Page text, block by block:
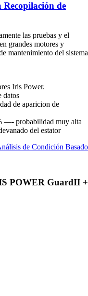
Recopilación de
las pruebas y el
grandes motores y
mantenimiento del sistema
Iris Power.
datos
de aparicion de
—- probabilidad muy alta
del estator
de Condición Basado
POWER GuardII +